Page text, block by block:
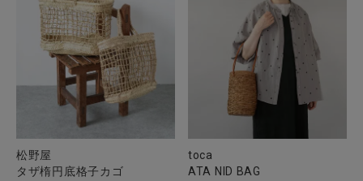
全ての商品
CONTENTS
ご利用ガイド
松野屋
タザ楕円底格子カゴ
toca
ATA NID BAG